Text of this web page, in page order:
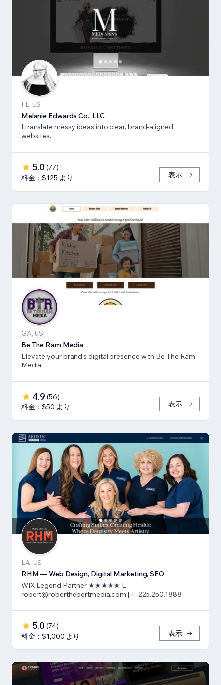
FL, US
Melanie Edwards Co., LLC
I translate messy ideas into clear, brand-aligned
websites.
5.0 (77)
料金：$125 より
表示
GA, US
Be The Ram Media
Elevate your brand's digital presence with Be The Ram
Media.
4.9 (56)
料金：$50 より
表示
LA, US
RHM — Web Design, Digital Marketing, SEO
WIX Legend Partner ★★★★★ E:
robert@roberthebertmedia.com | T: 225.250.1888
5.0 (74)
料金：$1,000 より
表示